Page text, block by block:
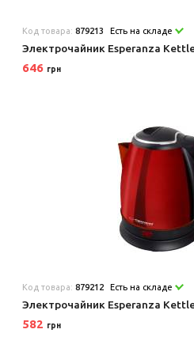
Код товара:879213 Есть на складе
Электрочайник Esperanza
646 грн
Код товара:879212 Есть на складе
Электрочайник Esperanza
582 грн